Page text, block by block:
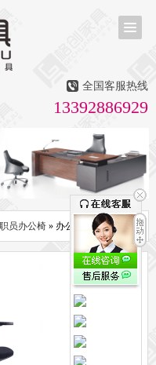
员台
经理办公桌
柜
钢制文件柜
全国客服热线
13392886929
职员办公椅» 办公电脑椅